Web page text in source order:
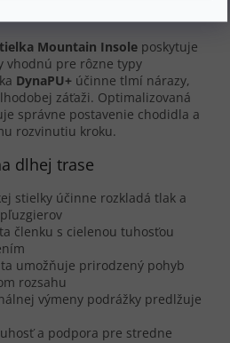
Mountain Insole poskytuje
vhodnú pre rôzne typy
DynaPU+ účinne tlmí nárazy,
záťaži. Optimalizovaná
správne postavenie chodidla a
rozvinutiu kroku.
dlhej trase
stielky účinne rozkladá tlak a
členku s cielenou tuhosťou
umožňuje prirodzený pohyb
rozsahu
výmeny podrážky predlžuje
a podpora pre stredne